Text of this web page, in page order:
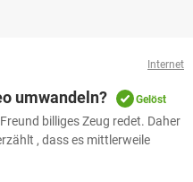
Internet
umwandeln? Gelöst
billiges Zeug redet. Daher
, dass es mittlerweile